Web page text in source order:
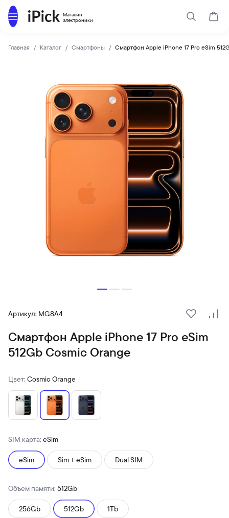
Магазин
электроники
Каталог
Поиск
Главная Каталог Смартфоны Смартфон Apple iPhone 17 Pro eSim
Артикул: MG8A4
В
Смартфон Apple iPhone 17 Pro eSim
512Gb Cosmic Orange
Цвет: Cosmic Orange
SIM карта: eSim
eSim Sim + eSim Dual SIM
Объем памяти: 512Gb
256Gb 512Gb 1Tb